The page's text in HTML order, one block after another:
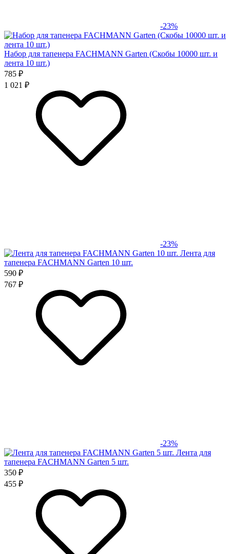
-23%
Набор для тапенера FACHMANN Garten (Скобы 10000 шт. и
лента 10 шт.)
785 ₽
1 021 ₽
-23%
Лента для
тапенера FACHMANN Garten 10 шт.
590 ₽
767 ₽
-23%
Лента для
тапенера FACHMANN Garten 5 шт.
350 ₽
455 ₽